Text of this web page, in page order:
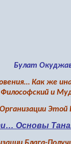
Булат
Как же
и
Этой
Основы